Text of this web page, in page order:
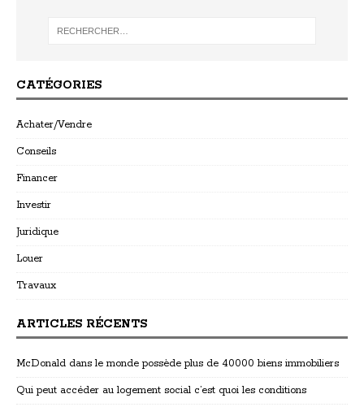
CATÉGORIES
Achater/Vendre
Conseils
Financer
Investir
Juridique
Louer
Travaux
ARTICLES RÉCENTS
McDonald dans le monde possède plus de 40000 biens immobiliers
Qui peut accéder au logement social c’est quoi les conditions